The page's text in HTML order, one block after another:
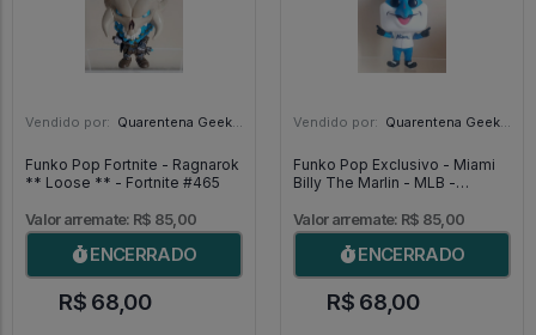
Vendido por: Quarentena Geek Store - SP
Funko Pop Fortnite - Ragnarok
** Loose ** - Fortnite #465
Valor arremate: R$ 85,00
ENCERRADO
R$ 68,00
Vendido por: Quarentena Geek Store - SP
Funko Pop Exclusivo - Miami
Billy The Marlin - MLB -
Valor arremate: R$ 85,00
ENCERRADO
R$ 68,00